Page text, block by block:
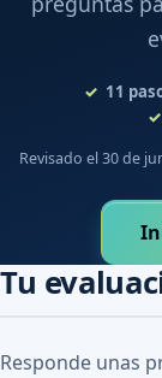
11
Revisado el 30 de
Tu
Responde unas